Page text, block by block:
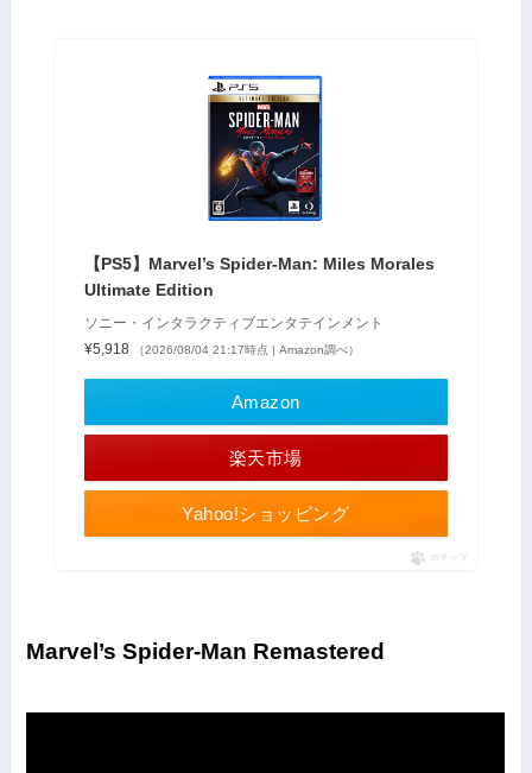
【PS5】Marvel’s Spider-Man: Miles Morales
Ultimate Edition
ソニー・インタラクティブエンタテインメント
¥5,918
（2026/08/04 21:17時点 | Amazon調べ）
Amazon
楽天市場
Yahoo!ショッピング
ポチップ
Marvel’s Spider-Man Remastered